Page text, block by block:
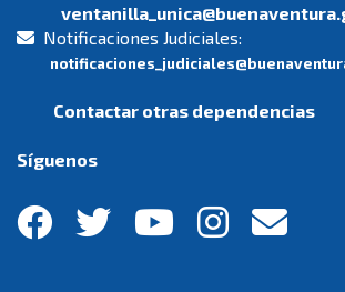
Notificaciones Judiciales:
Contactar otras dependencias
Síguenos